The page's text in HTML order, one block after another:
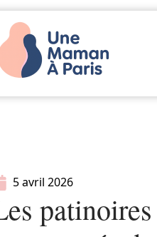
5 avril 2026